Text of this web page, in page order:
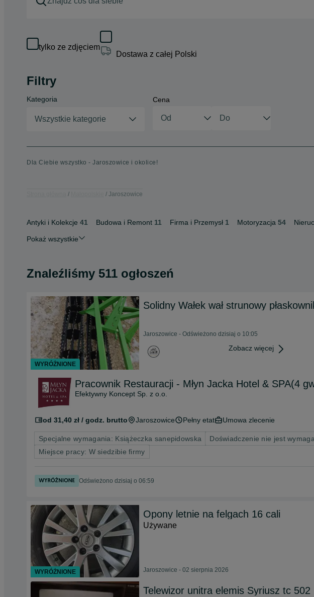
tylko ze zdjęciem
Dostawa z całej Polski
Filtry
Kategoria
Wszystkie kategorie
Cena
Dla Ciebie wszystko - Jaroszowice i okolice!
Jaroszowice
Antyki i Kolekcje 41 Budowa i Remont 11 Firma i Przemysł 1 Motoryzacja 54
Pokaż wszystkie
Znaleźliśmy 511 ogłoszeń
Solidny Wałek wał strunowy
Jaroszowice - Odświeżono dzisiaj o 10:05
Zobacz więcej
Pracownik Restauracji - Młyn Jacka Hotel & SPA(4
Efektywny Koncept Sp. z o.o.
od 31,40 zł / godz. brutto Jaroszowice Pełny etat Umowa zlecenie
Specjalne wymagania: Książeczka sanepidowska Doświadczenie nie jest
Miejsce pracy: W siedzibie firmy
Odświeżono dzisiaj o 06:59
Opony letnie na felgach 16 cali
Używane
Jaroszowice - 02 sierpnia 2026
Telewizor unitra elemis Syriusz tc 502
WYRÓŻNIONE
WYRÓŻNIONE